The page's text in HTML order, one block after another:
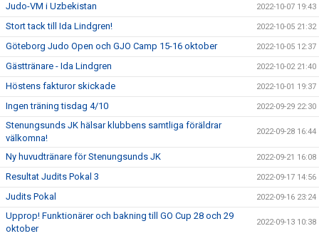
Judo-VM i Uzbekistan 2022-10-07 19:43
Stort tack till Ida Lindgren! 2022-10-05 21:32
Göteborg Judo Open och GJO Camp 15-16 oktober 2022-10-05 12:37
Gästtränare - Ida Lindgren 2022-10-02 21:40
Höstens fakturor skickade 2022-10-01 19:37
Ingen träning tisdag 4/10 2022-09-29 22:30
Stenungsunds JK hälsar klubbens samtliga föräldrar
välkomna!
2022-09-28 16:44
Ny huvudtränare för Stenungsunds JK 2022-09-21 16:08
Resultat Judits Pokal 3 2022-09-17 14:56
Judits Pokal 2022-09-16 23:24
Upprop! Funktionärer och bakning till GO Cup 28 och 29
oktober
2022-09-13 10:38